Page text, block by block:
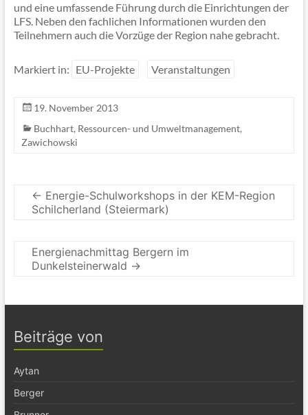
und eine umfassende Führung durch die Einrichtungen der
LFS. Neben den fachlichen Informationen wurden den
Teilnehmern auch die Vorzüge der Region nahe gebracht.
Markiert in: EU-Projekte Veranstaltungen
19. November 2013
Buchhart, Ressourcen- und Umweltmanagement,
Zawichowski
← Energie-Schulworkshops in der KEM-Region
Schilcherland (Steiermark)
Energienachmittag Bergern im
Dunkelsteinerwald →
Beiträge von
Aytan
Berger